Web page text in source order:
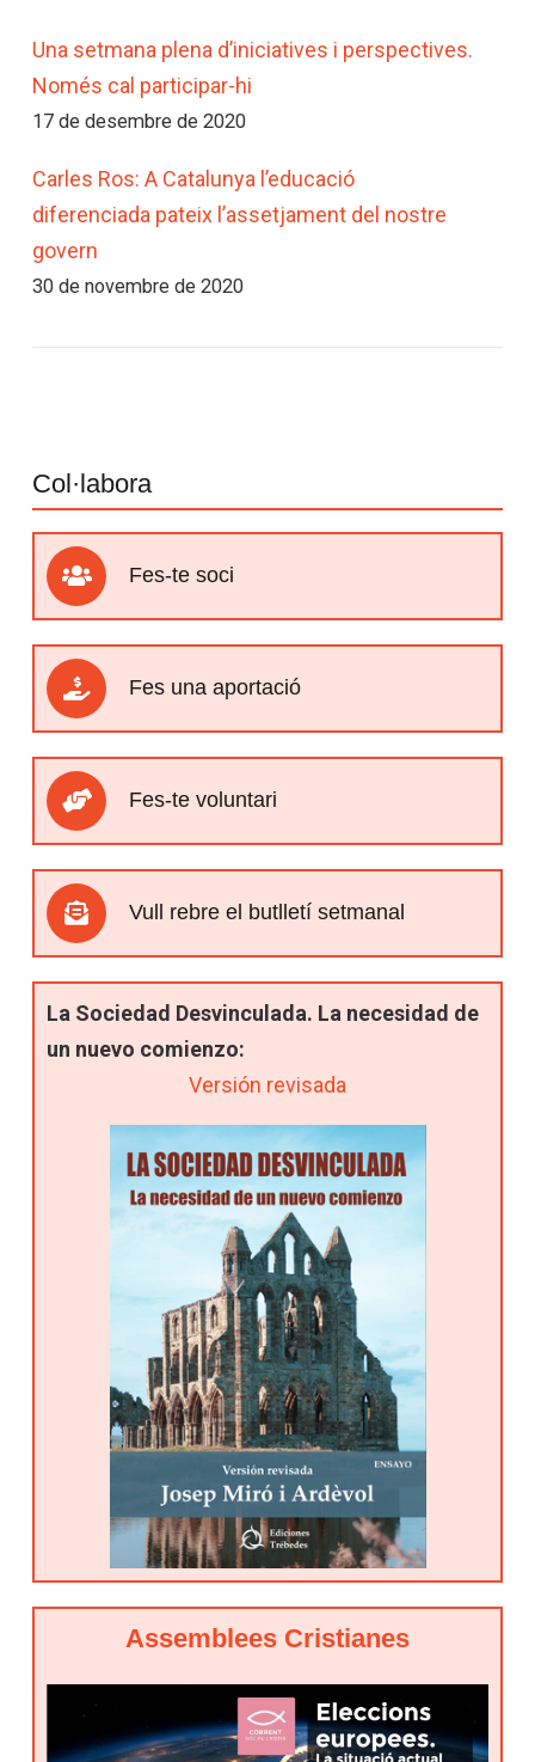
Una setmana plena d’iniciatives i perspectives.
Només cal participar-hi
17 de desembre de 2020
Carles Ros: A Catalunya l’educació
diferenciada pateix l’assetjament del nostre
govern
30 de novembre de 2020
Col·labora
Fes-te soci
Fes una aportació
Fes-te voluntari
Vull rebre el butlletí setmanal
La Sociedad Desvinculada. La necesidad de
un nuevo comienzo:
Versión revisada
Assemblees Cristianes